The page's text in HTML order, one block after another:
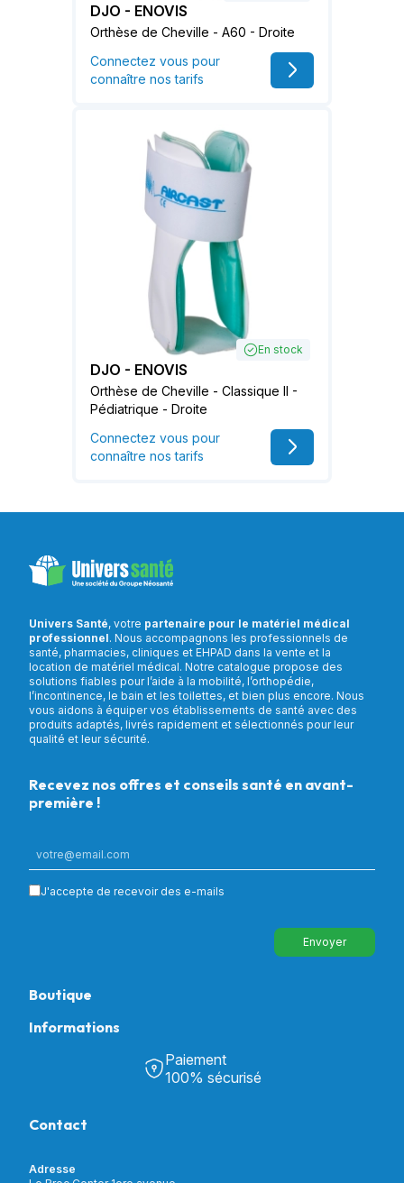
DJO - ENOVIS
Orthèse de Cheville - A60 - Droite
Connectez vous pour
connaître nos tarifs
En stock
DJO - ENOVIS
Orthèse de Cheville - Classique II -
Pédiatrique - Droite
Connectez vous pour
connaître nos tarifs
Univers Santé, votre partenaire pour le matériel médical
professionnel. Nous accompagnons les professionnels de
santé, pharmacies, cliniques et EHPAD dans la vente et la
location de matériel médical. Notre catalogue propose des
solutions fiables pour l’aide à la mobilité, l’orthopédie,
l’incontinence, le bain et les toilettes, et bien plus encore. Nous
vous aidons à équiper vos établissements de santé avec des
produits adaptés, livrés rapidement et sélectionnés pour leur
qualité et leur sécurité.
Recevez nos offres et conseils santé en avant-
première !
J'accepte de recevoir des e-mails
Envoyer
Boutique
Puériculture
Incontinence
Informations
Découvrir Univers Santé
Notre catalogue
Mon compte
Paiement
100% sécurisé
Contact
Adresse